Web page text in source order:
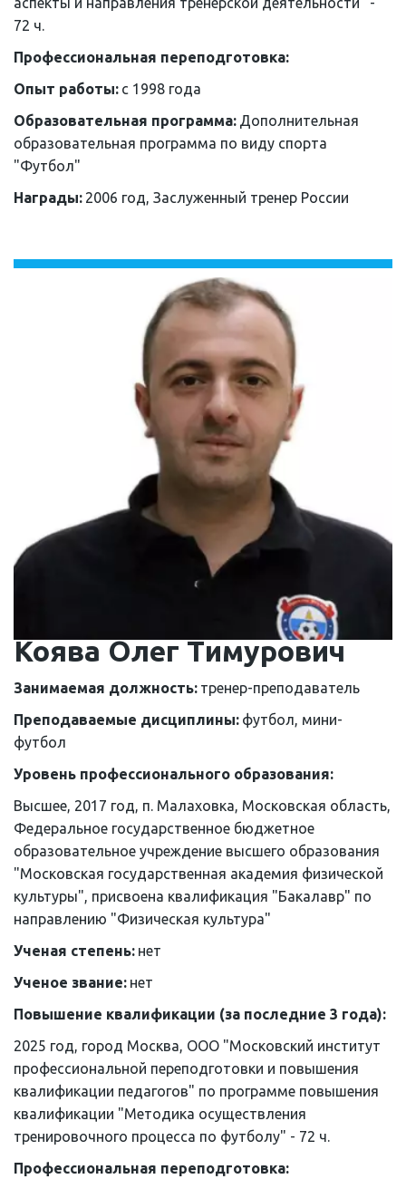
72 ч.
Профессиональная переподготовка:
Опыт работы: с 1998 года
Образовательная программа: Дополнительная
образовательная программа по виду спорта
"Футбол"
Награды: 2006 год, Заслуженный тренер России
Коява Олег Тимурович
Занимаемая должность: тренер-преподаватель
Преподаваемые дисциплины: футбол, мини-
футбол
Уровень профессионального образования:
Высшее, 2017 год, п. Малаховка, Московская область,
Федеральное государственное бюджетное
образовательное учреждение высшего образования
"Московская государственная академия физической
культуры", присвоена квалификация "Бакалавр" по
направлению "Физическая культура"
Ученая степень: нет
Ученое звание: нет
Повышение квалификации (за последние 3 года):
2025 год, город Москва, ООО "Московский институт
профессиональной переподготовки и повышения
квалификации педагогов" по программе повышения
квалификации "Методика осуществления
тренировочного процесса по футболу" - 72 ч.
Профессиональная переподготовка: